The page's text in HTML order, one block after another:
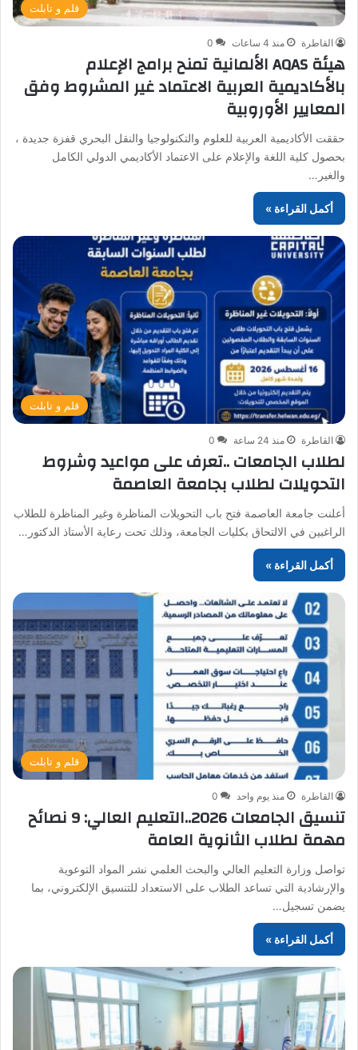
قلم و تابلت
القاطرة منذ 4 ساعات 0
هيئة AQAS الألمانية تمنح برامج الإعلام
بالأكاديمية العربية الاعتماد غير المشروط وفق
المعايير الأوروبية
حققت الأكاديمية العربية للعلوم والتكنولوجيا والنقل البحري قفزة جديدة ،
بحصول كلية اللغة والإعلام على الاعتماد الأكاديمي الدولي الكامل
والغير…
أكمل القراءة »
قلم و تابلت
القاطرة منذ 24 ساعة 0
لطلاب الجامعات ..تعرف على مواعيد وشروط
التحويلات لطلاب بجامعة العاصمة
أعلنت جامعة العاصمة فتح باب التحويلات المناظرة وغير المناظرة للطلاب
الراغبين في الالتحاق بكليات الجامعة، وذلك تحت رعاية الأستاذ الدكتور…
أكمل القراءة »
قلم و تابلت
القاطرة منذ يوم واحد 0
تنسيق الجامعات 2026..التعليم العالي: 9 نصائح
مهمة لطلاب الثانوية العامة
تواصل وزارة التعليم العالي والبحث العلمي نشر المواد التوعوية
والإرشادية التي تساعد الطلاب على الاستعداد للتنسيق الإلكتروني، بما
يضمن تسجيل…
أكمل القراءة »